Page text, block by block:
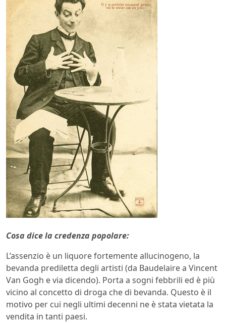
Cosa dice la credenza popolare:
L’assenzio è un liquore fortemente allucinogeno, la
bevanda prediletta degli artisti (da Baudelaire a Vincent
Van Gogh e via dicendo). Porta a sogni febbrili ed è più
vicino al concetto di droga che di bevanda. Questo è il
motivo per cui negli ultimi decenni ne è stata vietata la
vendita in tanti paesi.